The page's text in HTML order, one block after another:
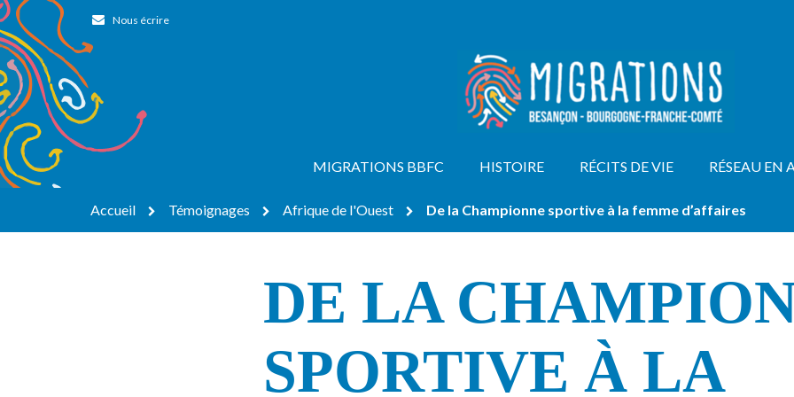
Gestion des traceurs
Nous écrire
MIGRATIONS BBFC HISTOIRE RÉCITS DE VIE RÉSEAU EN
Accueil Témoignages Afrique de l'Ouest De la Championne sportive à la femme d’affaires
DE LA
SPORTIVE À LA